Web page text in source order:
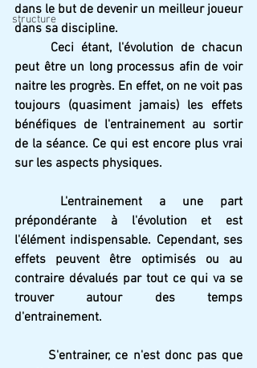
structure
dans le but de devenir un meilleur joueur
dans sa discipline.
Ceci étant, l'évolution de chacun
peut être un long processus afin de voir
naitre les progrès. En effet, on ne voit pas
toujours (quasiment jamais) les effets
bénéfiques de l'entrainement au sortir
de la séance. Ce qui est encore plus vrai
sur les aspects physiques.
L'entrainement a une part
prépondérante à l'évolution et est
l'élément indispensable. Cependant, ses
effets peuvent être optimisés ou au
contraire dévalués par tout ce qui va se
trouver autour des temps
d'entrainement.
S'entrainer, ce n'est donc pas que